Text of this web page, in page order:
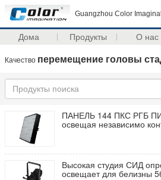
Guangzhou Color
Дома Продукты О нас
Качество перемещение головы
ПАНЕЛЬ 144 ПКС РГБ
освещая независимо
Высокая студия СИД
освещает для белизны